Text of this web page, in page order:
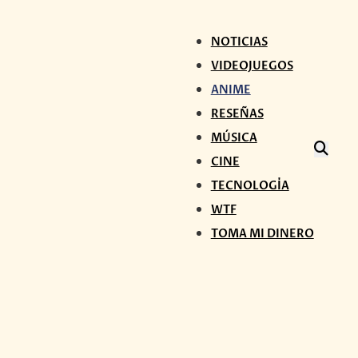
NOTICIAS
VIDEOJUEGOS
ANIME
RESEÑAS
MÚSICA
CINE
TECNOLOGÍA
WTF
TOMA MI DINERO